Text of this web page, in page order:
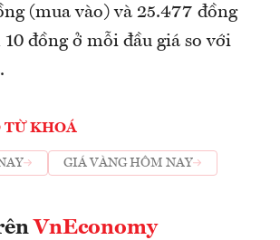
(mua vào) và 25.477 đồng
đồng ở mỗi đầu giá so với
TỪ KHOÁ
GIÁ VÀNG HÔM NAY
VnEconomy